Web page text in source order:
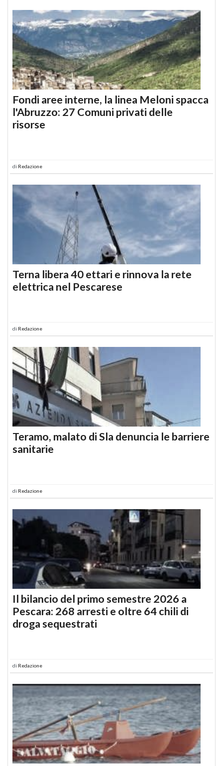
Fondi aree interne, la linea Meloni spacca
l'Abruzzo: 27 Comuni privati delle
risorse
di Redazione
Terna libera 40 ettari e rinnova la rete
elettrica nel Pescarese
di Redazione
Teramo, malato di Sla denuncia le barriere
sanitarie
di Redazione
Il bilancio del primo semestre 2026 a
Pescara: 268 arresti e oltre 64 chili di
droga sequestrati
di Redazione